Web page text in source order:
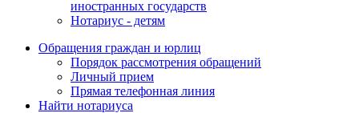
иностранных государств
Нотариус - детям
Обращения граждан и юрлиц
Порядок рассмотрения обращений
Личный прием
Прямая телефонная линия
Найти нотариуса